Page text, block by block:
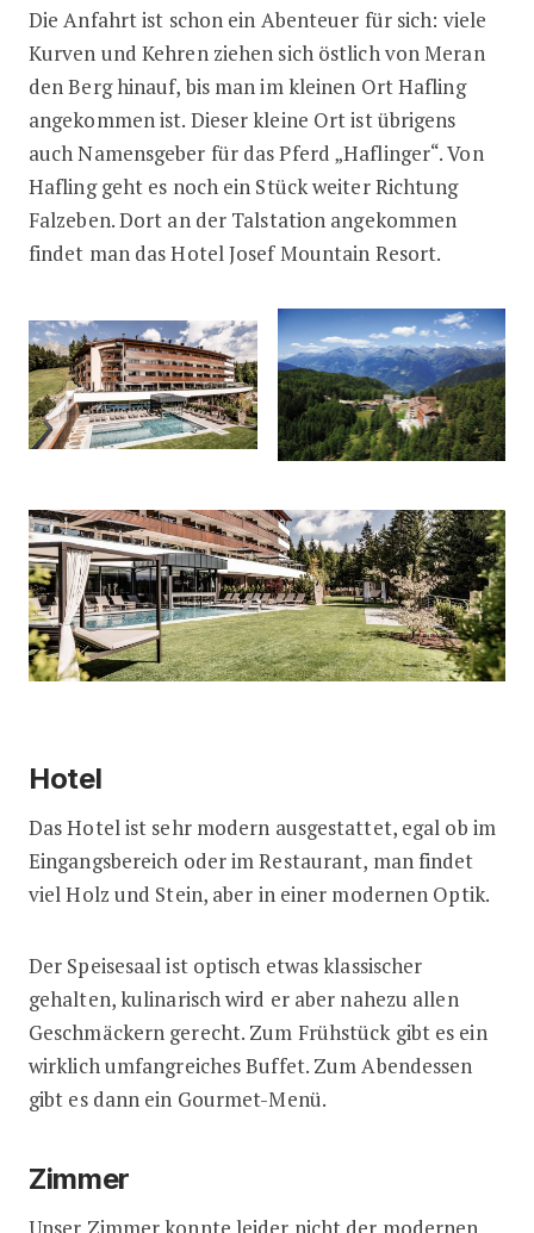
Die Anfahrt ist schon ein Abenteuer für sich: viele
Kurven und Kehren ziehen sich östlich von Meran
den Berg hinauf, bis man im kleinen Ort Hafling
angekommen ist. Dieser kleine Ort ist übrigens
auch Namensgeber für das Pferd „Haflinger“. Von
Hafling geht es noch ein Stück weiter Richtung
Falzeben. Dort an der Talstation angekommen
findet man das Hotel Josef Mountain Resort.
Hotel
Das Hotel ist sehr modern ausgestattet, egal ob im
Eingangsbereich oder im Restaurant, man findet
viel Holz und Stein, aber in einer modernen Optik.
Der Speisesaal ist optisch etwas klassischer
gehalten, kulinarisch wird er aber nahezu allen
Geschmäckern gerecht. Zum Frühstück gibt es ein
wirklich umfangreiches Buffet. Zum Abendessen
gibt es dann ein Gourmet-Menü.
Zimmer